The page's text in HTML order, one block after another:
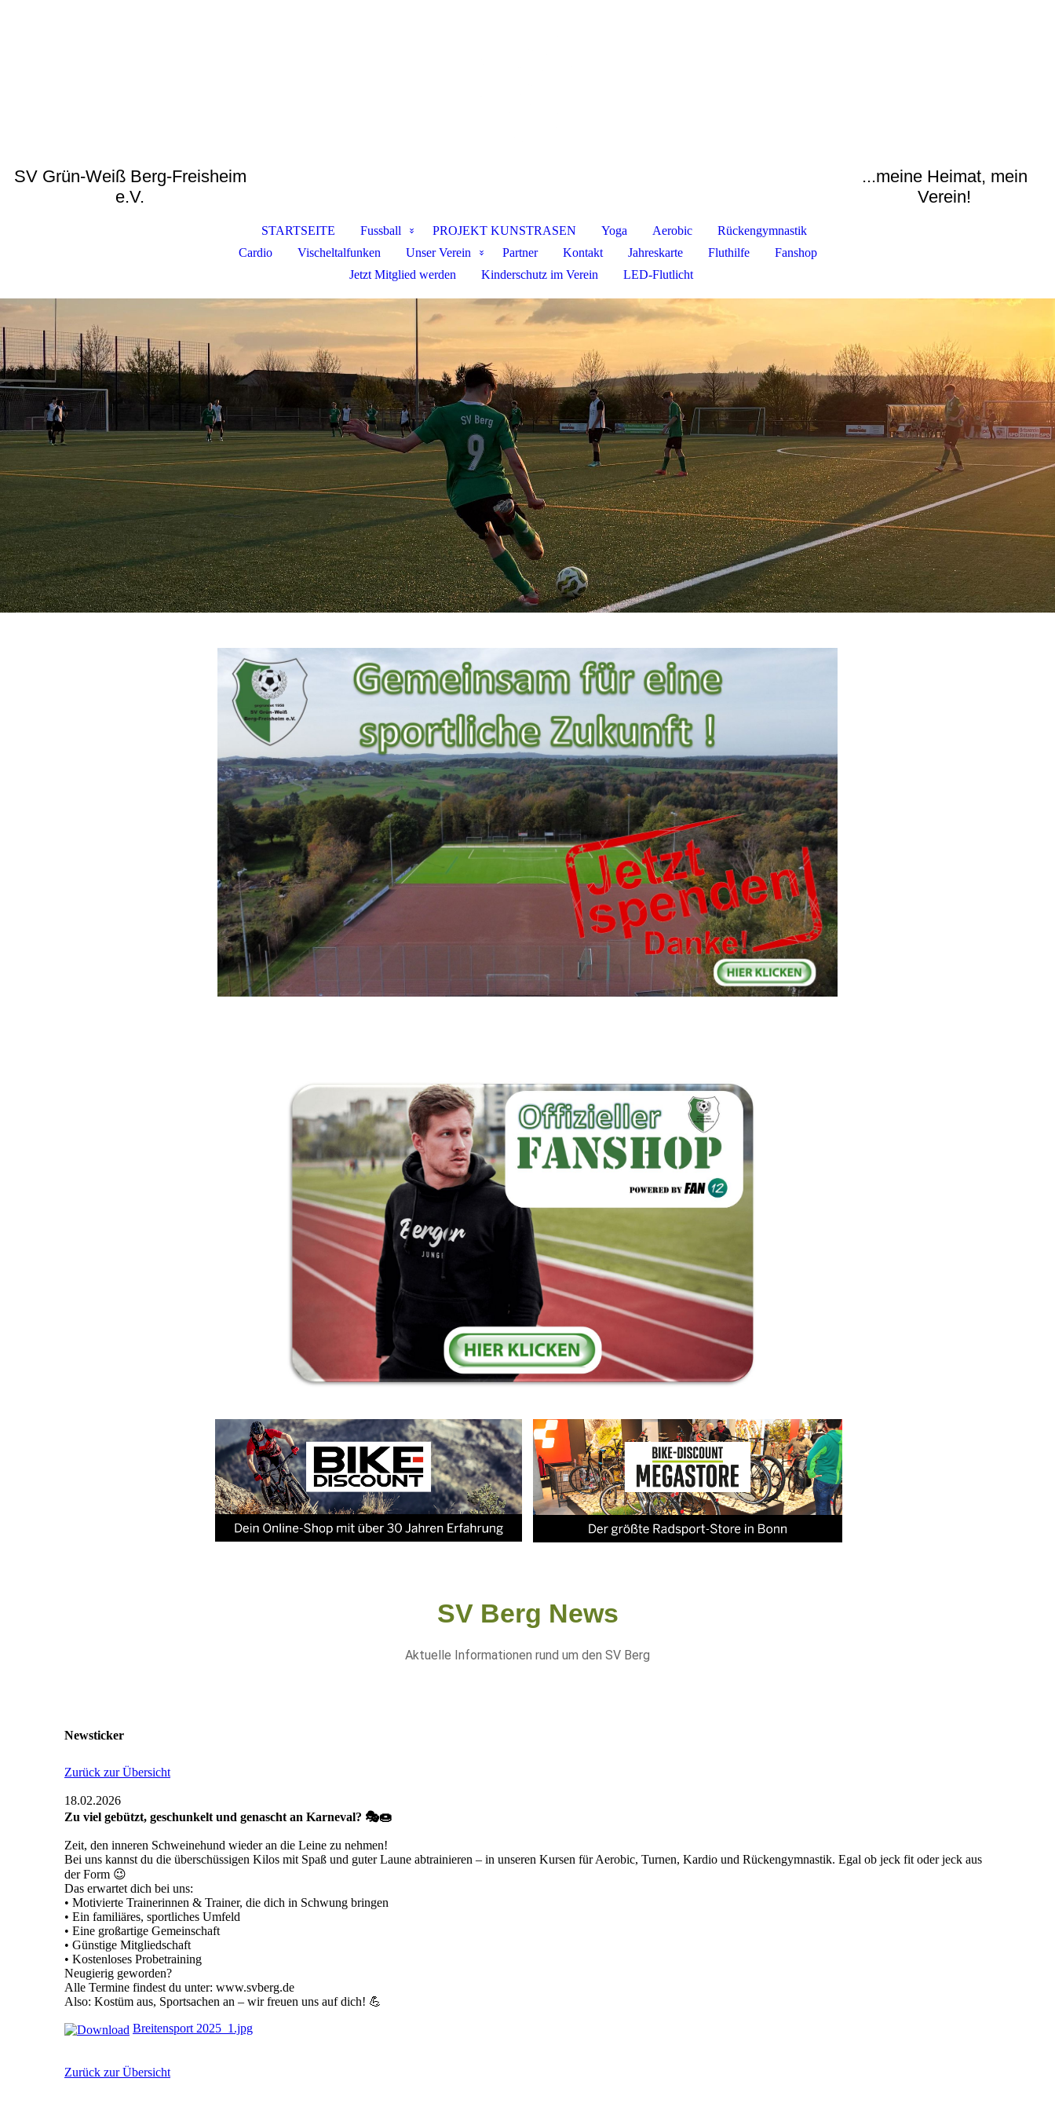
SV Grün-Weiß Berg-Freisheim
e.V.
...meine Heimat, mein
Verein!
STARTSEITE Fussball PROJEKT KUNSTRASEN Yoga Aerobic
Rückengymnastik
Cardio
Vischeltalfunken Unser Verein Partner Kontakt Jahreskarte Fluthilfe
Fanshop
Jetzt Mitglied werden
Kinderschutz im Verein LED-Flutlicht
SV Berg News
Aktuelle Informationen rund um den SV Berg
Newsticker
Zurück zur Übersicht
18.02.2026
Zu viel gebützt, geschunkelt und genascht an Karneval? 🎭🍩
Zeit, den inneren Schweinehund wieder an die Leine zu nehmen!
Bei uns kannst du die überschüssigen Kilos mit Spaß und guter Laune abtrainieren – in unseren Kursen für Aerobic, Turnen, Kardio und Rückengymnastik. Egal ob jeck fit oder jeck aus
der Form 😉
Das erwartet dich bei uns:
• Motivierte Trainerinnen & Trainer, die dich in Schwung bringen
• Ein familiäres, sportliches Umfeld
• Eine großartige Gemeinschaft
• Günstige Mitgliedschaft
• Kostenloses Probetraining
Neugierig geworden?
Alle Termine findest du unter: www.svberg.de
Also: Kostüm aus, Sportsachen an – wir freuen uns auf dich! 💪
Breitensport 2025_1.jpg
Zurück zur Übersicht